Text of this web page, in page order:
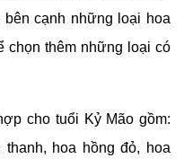
cạnh những loại hoa
chọn thêm những loại có
cho tuổi Kỷ Mão gồm:
hoa hồng đỏ, hoa